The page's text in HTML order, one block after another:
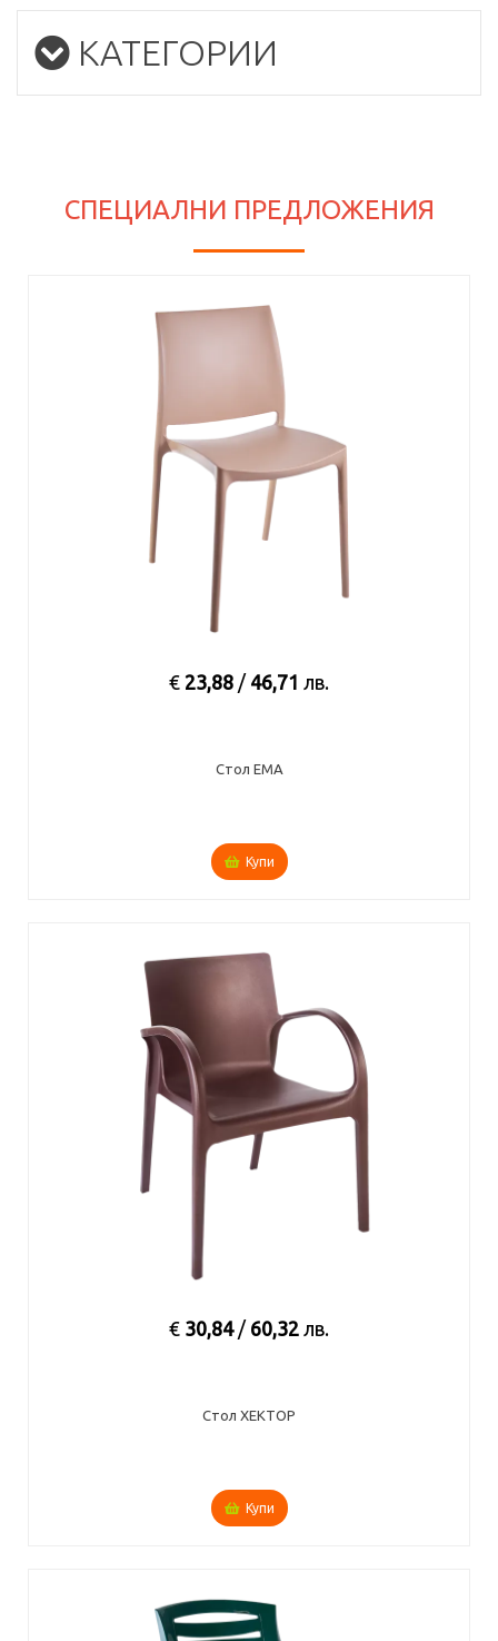
КАТЕГОРИИ
СПЕЦИАЛНИ ПРЕДЛОЖЕНИЯ
€ 23,88 / 46,71 лв.
Стол ЕМА
Купи
€ 30,84/ 60,32 лв.
Стол ХЕКТОР
Купи